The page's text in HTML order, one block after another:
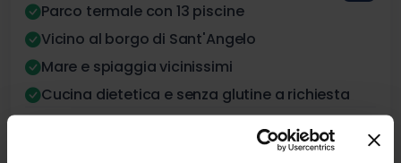
Parco termale con 13 piscine
Vicino al borgo di Sant'Angelo
Mare e spiaggia vicinissimi
Cucina dietetica e senza glutine a richiesta
CHECK-OUT
17 MAG 2027